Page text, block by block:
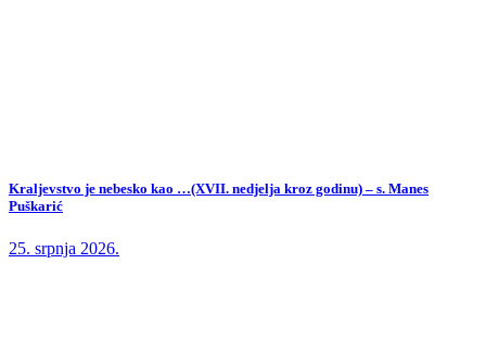
Kraljevstvo je nebesko kao …(XVII. nedjelja kroz godinu) – s. Manes
Puškarić
25. srpnja 2026.